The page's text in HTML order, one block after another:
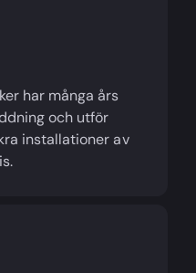
har många års
och utför
installationer av